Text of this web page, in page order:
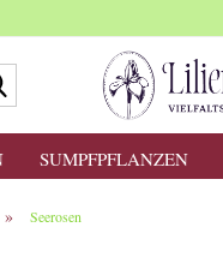
SUMPFPFLANZEN
» Seerosen